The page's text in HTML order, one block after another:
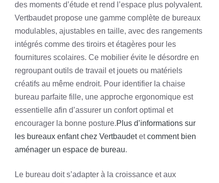
des moments d’étude et rend l’espace plus polyvalent.
Vertbaudet propose une gamme complète de bureaux
modulables, ajustables en taille, avec des rangements
intégrés comme des tiroirs et étagères pour les
fournitures scolaires. Ce mobilier évite le désordre en
regroupant outils de travail et jouets ou matériels
créatifs au même endroit. Pour identifier la chaise
bureau parfaite fille, une approche ergonomique est
essentielle afin d’assurer un confort optimal et
encourager la bonne posture.Plus d’informations sur
les bureaux enfant chez Vertbaudetetcomment bien
aménager un espace de bureau.
Le bureau doit s’adapter à la croissance et aux